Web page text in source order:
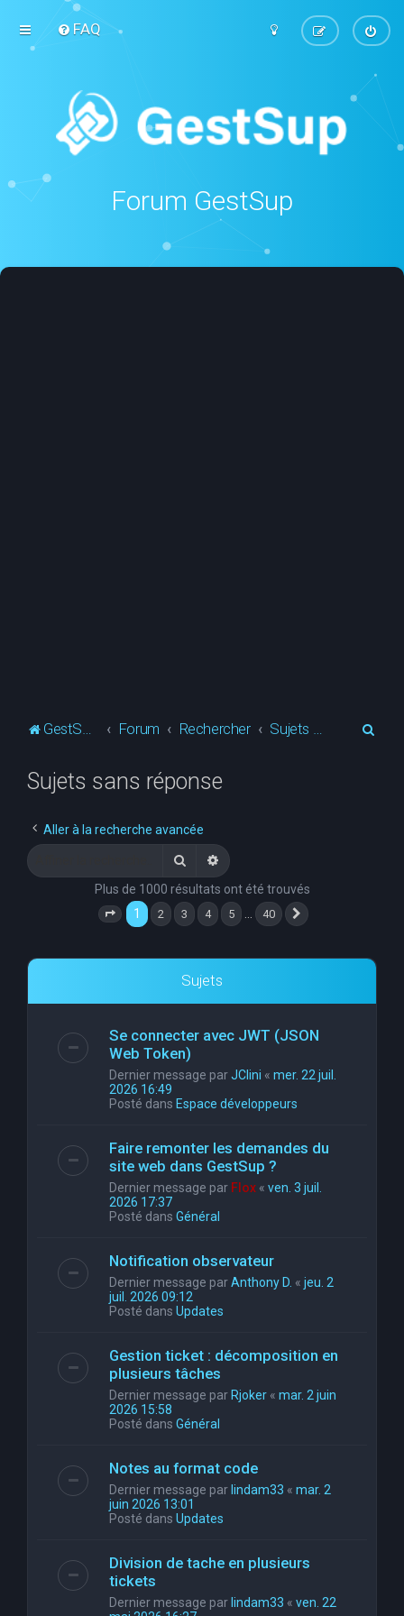
FAQ
Forum GestSup
GestSup.fr Forum Rechercher
Sujets sans réponse
Aller à la recherche avancée
RechercherRecherche avancée
Plus de 1000 résultats ont été trouvés
Page 1 sur 40
1 2 3 4 5 40
Sujets
Se connecter avec JWT (JSON
Web Token)
Dernier message parJClini « mer. 22 juil.
2026 16:49
Posté dans Espace développeurs
Faire remonter les demandes du
site web dans GestSup ?
Dernier message par Flox « ven. 3 juil.
2026 17:37
Posté dans Général
Notification observateur
Dernier message parAnthony D. « jeu. 2
juil. 2026 09:12
Posté dans Updates
Gestion ticket : décomposition en
plusieurs tâches
Dernier message parRjoker « mar. 2 juin
2026 15:58
Posté dans Général
Notes au format code
Dernier message parlindam33 « mar. 2
juin 2026 13:01
Posté dans Updates
Division de tache en plusieurs
tickets
Dernier message parlindam33 « ven. 22